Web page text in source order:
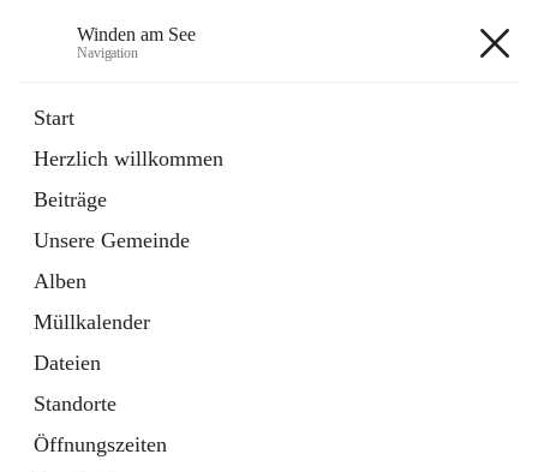
Winden am See
Navigation
Start
Herzlich willkommen
Beiträge
Unsere Gemeinde
Alben
Müllkalender
Dateien
Standorte
Öffnungszeiten
Externe Webseite
in
Tab
Bebauungsplan
öffnet
in
neuem
Tab